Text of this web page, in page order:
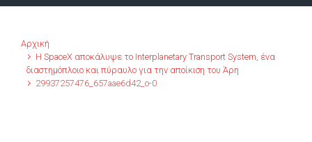
Αρχική
Η SpaceX αποκάλυψε το Interplanetary Transport System, ένα
διαστημόπλοιο και πύραυλο για την αποίκιση του Άρη
29937257476_657aae6d42_o-0